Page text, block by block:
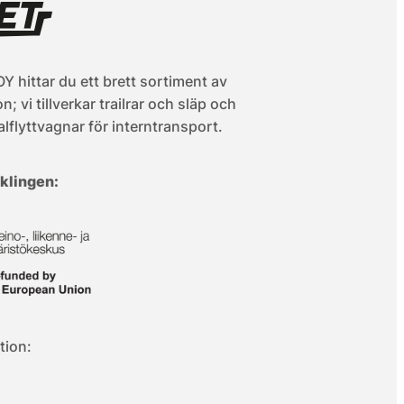
hittar du ett brett sortiment av
vi tillverkar trailrar och släp och
för interntransport.